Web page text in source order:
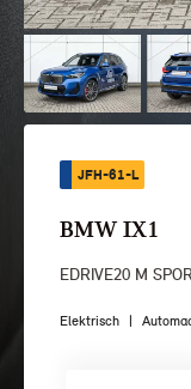
JFH-61-L
BMW IX1
EDRIVE20 M
Elektrisch |